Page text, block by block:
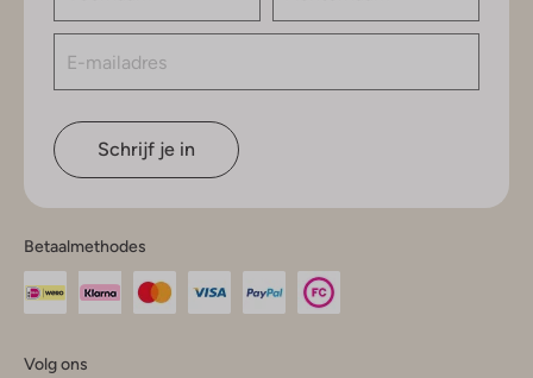
Schrijf je in
Betaalmethodes
Volg ons